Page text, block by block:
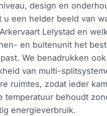
design en
u een helder beeld van
Lelystad en
en buitenunit het
We benadrukken
van multi-
ruimtes, zodat ieder
temperatuur behoudt
energieverbruik.